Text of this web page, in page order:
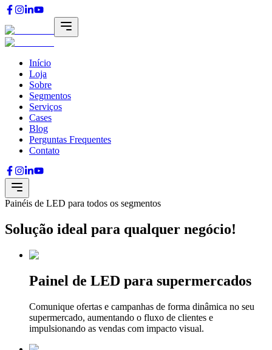
Início
Loja
Sobre
Segmentos
Serviços
Cases
Blog
Perguntas Frequentes
Contato
Painéis de LED para todos os segmentos
Solução ideal para qualquer negócio!
Painel de LED para supermercados
Comunique ofertas e campanhas de forma dinâmica no seu
supermercado, aumentando o fluxo de clientes e
impulsionando as vendas com impacto visual.